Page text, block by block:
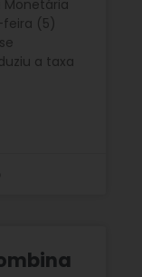
Monetária
(5)
a taxa